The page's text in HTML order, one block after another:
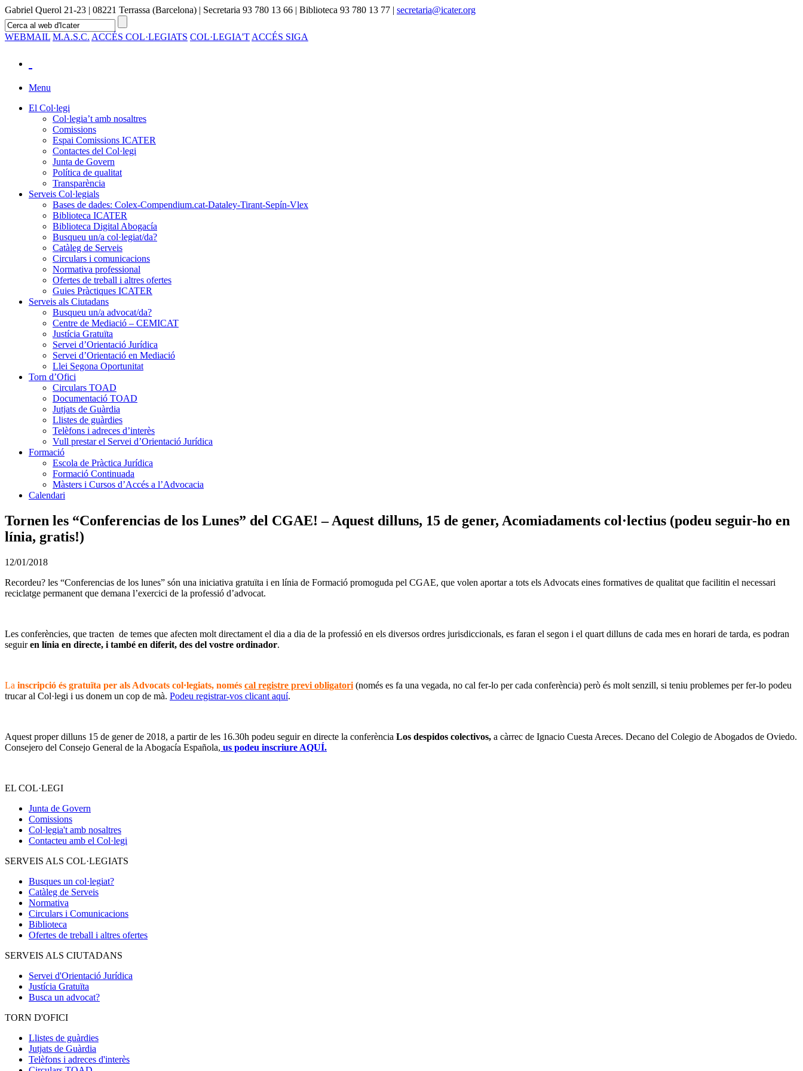
Gabriel Querol 21-23 | 08221 Terrassa (Barcelona) | Secretaria 93 780 13 66 | Biblioteca 93 780 13 77 | secretaria@icater.org
WEBMAIL M.A.S.C. ACCÉS COL·LEGIATS COL·LEGIA'T ACCÉS SIGA
Menu
El Col·legi
Col·legia’t amb nosaltres
Comissions
Espai Comissions ICATER
Contactes del Col·legi
Junta de Govern
Política de qualitat
Transparència
Serveis Col·legials
Bases de dades: Colex-Compendium.cat-Dataley-Tirant-Sepín-Vlex
Biblioteca ICATER
Biblioteca Digital Abogacía
Busqueu un/a col·legiat/da?
Catàleg de Serveis
Circulars i comunicacions
Normativa professional
Ofertes de treball i altres ofertes
Guies Pràctiques ICATER
Serveis als Ciutadans
Busqueu un/a advocat/da?
Centre de Mediació – CEMICAT
Justícia Gratuïta
Servei d’Orientació Jurídica
Servei d’Orientació en Mediació
Llei Segona Oportunitat
Torn d’Ofici
Circulars TOAD
Documentació TOAD
Jutjats de Guàrdia
Llistes de guàrdies
Telèfons i adreces d’interès
Vull prestar el Servei d’Orientació Jurídica
Formació
Escola de Pràctica Jurídica
Formació Continuada
Màsters i Cursos d’Accés a l’Advocacia
Calendari
Tornen les “Conferencias de los Lunes” del CGAE! – Aquest dilluns, 15 de gener, Acomiadaments col·lectius (podeu seguir-ho en
línia, gratis!)
12/01/2018
Recordeu? les “Conferencias de los lunes” són una iniciativa gratuïta i en línia de Formació promoguda pel CGAE, que volen aportar a tots els Advocats eines formatives de qualitat que facilitin el necessari
reciclatge permanent que demana l’exercici de la professió d’advocat.
Les conferències, que tracten de temes que afecten molt directament el dia a dia de la professió en els diversos ordres jurisdiccionals, es faran el segon i el quart dilluns de cada mes en horari de tarda, es podran
seguiren línia en directe, i també en diferit, des del vostre ordinador.
La inscripció és gratuïta per als Advocats col·legiats, només cal registre previ obligatori (només es fa una vegada, no cal fer-lo per cada conferència) però és molt senzill, si teniu problemes per fer-lo podeu
trucar al Col·legi i us donem un cop de mà. Podeu registrar-vos clicant aquí.
Aquest proper dilluns 15 de gener de 2018, a partir de les 16.30h podeu seguir en directe la conferència Los despidos colectivos, a càrrec de Ignacio Cuesta Areces. Decano del Colegio de Abogados de Oviedo.
Consejero del Consejo General de la Abogacía Española, us podeu inscriure AQUÍ.
EL COL·LEGI
Junta de Govern
Comissions
Col·legia't amb nosaltres
Contacteu amb el Col·legi
SERVEIS ALS COL·LEGIATS
Busques un col·legiat?
Catàleg de Serveis
Normativa
Circulars i Comunicacions
Biblioteca
Ofertes de treball i altres ofertes
SERVEIS ALS CIUTADANS
Servei d'Orientació Jurídica
Justícia Gratuïta
Busca un advocat?
TORN D'OFICI
Llistes de guàrdies
Jutjats de Guàrdia
Telèfons i adreces d'interès